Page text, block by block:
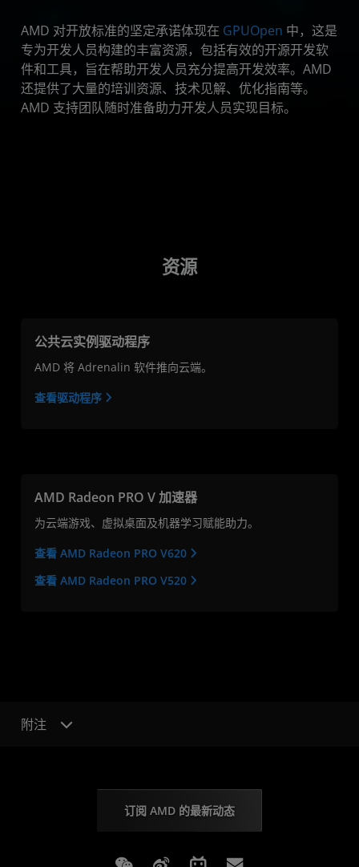
AMD 对开放标准的坚定承诺体现在 GPUOpen 中，这是
专为开发人员构建的丰富资源，包括有效的开源开发软
件和工具，旨在帮助开发人员充分提高开发效率。AMD
还提供了大量的培训资源、技术见解、优化指南等。
AMD 支持团队随时准备助力开发人员实现目标。
资源
公共云实例驱动程序
AMD 将 Adrenalin 软件推向云端。
查看驱动程序
AMD Radeon PRO V 加速器
为云端游戏、虚拟桌面及机器学习赋能助力。
查看 AMD Radeon PRO V620
查看 AMD Radeon PRO V520
附注
订阅 AMD 的最新动态